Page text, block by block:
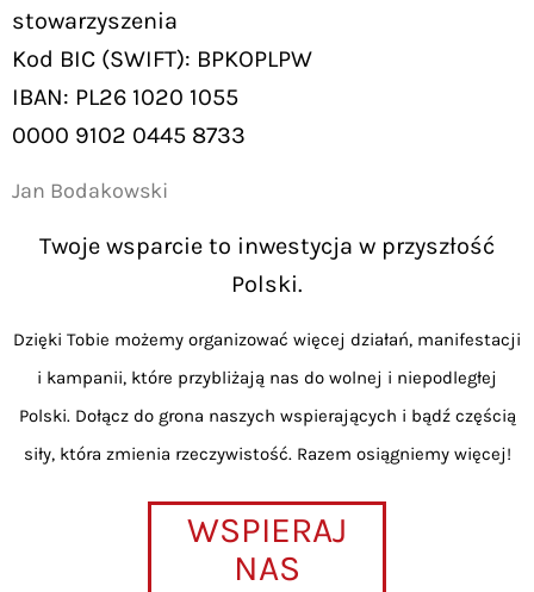
stowarzyszenia
Kod BIC (SWIFT): BPKOPLPW
IBAN: PL26 1020 1055
0000 9102 0445 8733
Jan Bodakowski
Twoje wsparcie to inwestycja w przyszłość
Polski.
Dzięki Tobie możemy organizować więcej działań, manifestacji
i kampanii, które przybliżają nas do wolnej i niepodległej
Polski. Dołącz do grona naszych wspierających i bądź częścią
siły, która zmienia rzeczywistość. Razem osiągniemy więcej!
WSPIERAJ
NAS